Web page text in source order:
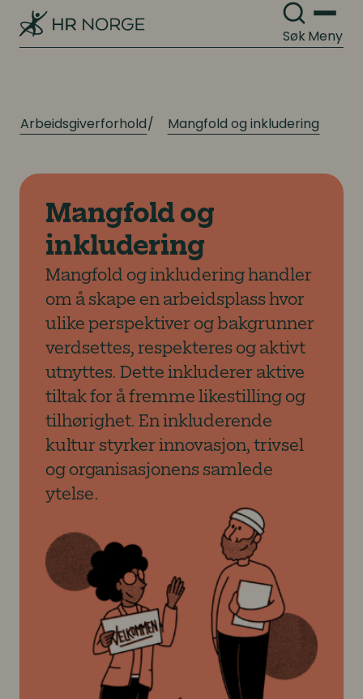
SøkMeny
Arbeidsgiverforhold Mangfold og inkludering
Mangfold og
inkludering
Mangfold og inkludering handler
om å skape en arbeidsplass hvor
ulike perspektiver og bakgrunner
verdsettes, respekteres og aktivt
utnyttes. Dette inkluderer aktive
tiltak for å fremme likestilling og
tilhørighet. En inkluderende
kultur styrker innovasjon, trivsel
og organisasjonens samlede
ytelse.